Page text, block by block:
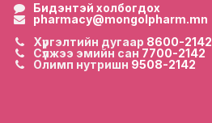
Бидэнтэй холбогдох
pharmacy@mongolpharm.mn
Хүргэлтийн дугаар 8600-2142
Сүлжээ эмийн сан 7700-2142
Олимп нутришн 9508-2142